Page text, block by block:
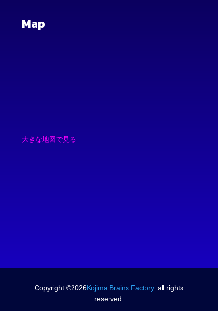
Map
大きな地図で見る
Copyright ©2026Kojima Brains Factory. all rights
reserved.